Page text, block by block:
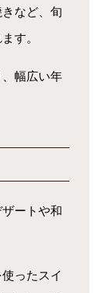
など、旬
す。
幅広い年
ートや和
ったスイ